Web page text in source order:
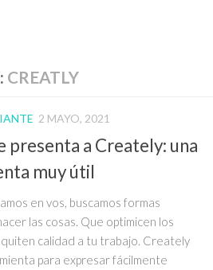
CREATLY
2 MAYO, 2021
presenta a Creately: una
muy útil
en vos, buscamos formas
las cosas. Que optimicen los
quiten calidad a tu trabajo. Creately
para expresar fácilmente